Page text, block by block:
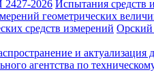
2427-2026 Испытания средств
геометрических
средств измерений Орский
и
агентства по